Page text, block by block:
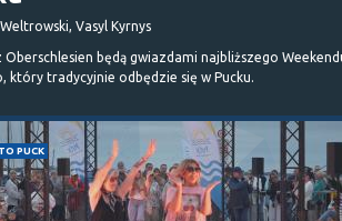
Vasyl Kyrnys
Oberschlesien będą gwiazdami najbliższego
który tradycyjnie odbędzie się w Pucku.
PUCK